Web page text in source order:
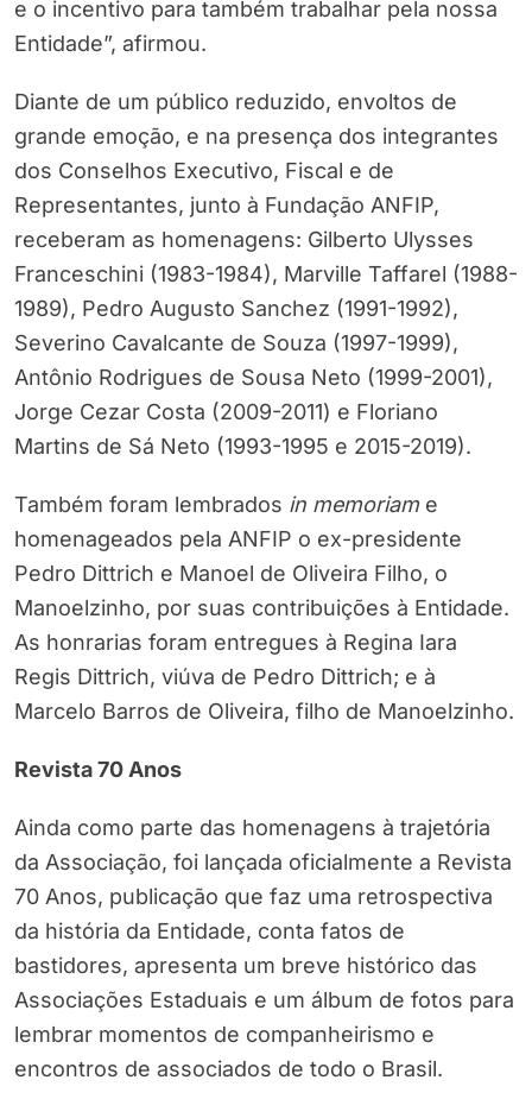
e o incentivo para também trabalhar pela nossa
Entidade”, afirmou.
Diante de um público reduzido, envoltos de
grande emoção, e na presença dos integrantes
dos Conselhos Executivo, Fiscal e de
Representantes, junto à Fundação ANFIP,
receberam as homenagens: Gilberto Ulysses
Franceschini (1983-1984), Marville Taffarel (1988-
1989), Pedro Augusto Sanchez (1991-1992),
Severino Cavalcante de Souza (1997-1999),
Antônio Rodrigues de Sousa Neto (1999-2001),
Jorge Cezar Costa (2009-2011) e Floriano
Martins de Sá Neto (1993-1995 e 2015-2019).
Também foram lembrados in memoriame
homenageados pela ANFIP o ex-presidente
Pedro Dittrich e Manoel de Oliveira Filho, o
Manoelzinho, por suas contribuições à Entidade.
As honrarias foram entregues à Regina Iara
Regis Dittrich, viúva de Pedro Dittrich; e à
Marcelo Barros de Oliveira, filho de Manoelzinho.
Revista 70 Anos
Ainda como parte das homenagens à trajetória
da Associação, foi lançada oficialmente a Revista
70 Anos, publicação que faz uma retrospectiva
da história da Entidade, conta fatos de
bastidores, apresenta um breve histórico das
Associações Estaduais e um álbum de fotos para
lembrar momentos de companheirismo e
encontros de associados de todo o Brasil.